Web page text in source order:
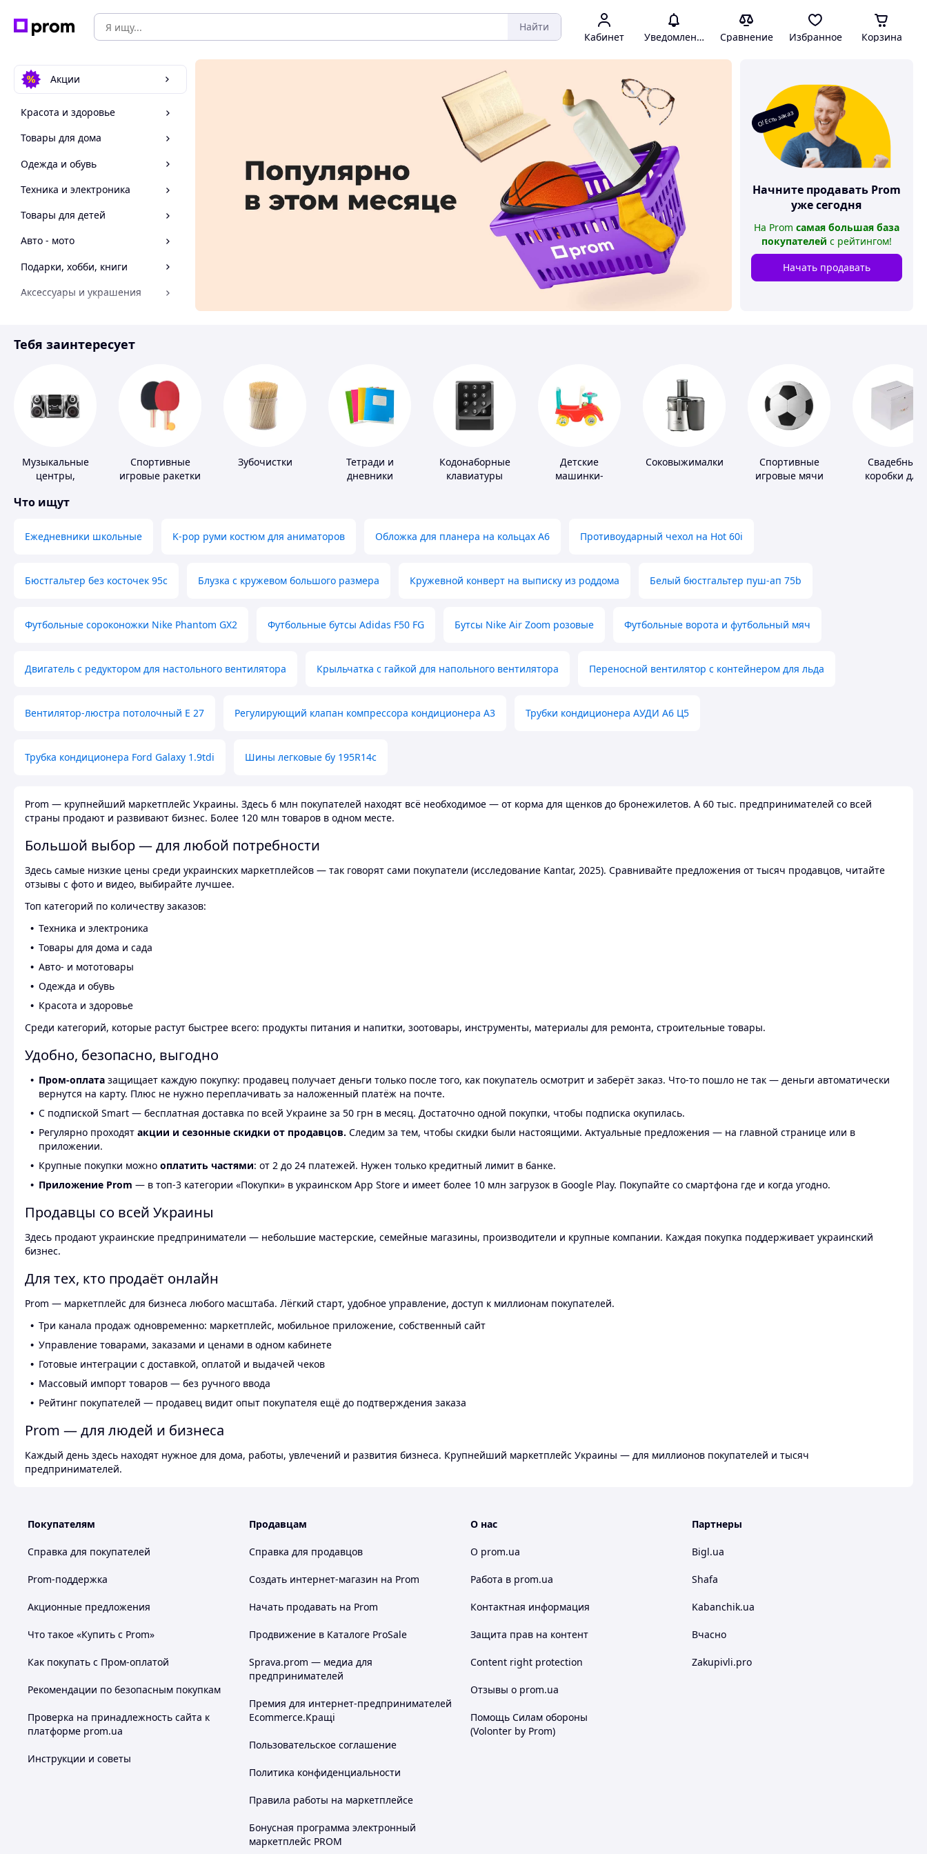
Найти
Кабинет Уведомления Сравнение Избранное Корзина
Акции
Красота и здоровье
Товары для дома
Одежда и обувь
Техника и электроника
Товары для детей
Авто - мото
Подарки, хобби, книги
Аксессуары и украшения
Спорт и отдых
О! Есть заказ
Начните продавать Prom
уже сегодня
На Prom самая большая база
покупателей с рейтингом!
Начать продавать
Тебя заинтересует
Музыкальные
центры,
Спортивные
игровые ракетки
Зубочистки
Тетради и
дневники
Кодонаборные
клавиатуры
Детские
машинки-
Соковыжималки
Спортивные
игровые мячи
Свадебные
коробки для
Что ищут
Ежедневники школьные K-pop руми костюм для аниматоров Обложка для планера на кольцах А6 Противоударный чехол на Hot 60i
Бюстгальтер без косточек 95с Блузка с кружевом большого размера Кружевной конверт на выписку из роддома Белый бюстгальтер пуш-ап 75b
Футбольные сороконожки Nike Phantom GX2 Футбольные бутсы Adidas F50 FG Бутсы Nike Air Zoom розовые Футбольные ворота и футбольный мяч
Двигатель с редуктором для настольного вентилятора Крыльчатка с гайкой для напольного вентилятора Переносной вентилятор с контейнером для льда
Вентилятор-люстра потолочный E 27 Регулирующий клапан компрессора кондиционера А3 Трубки кондиционера АУДИ А6 Ц5
Трубка кондиционера Ford Galaxy 1.9tdi Шины легковые бу 195R14c
Prom — крупнейший маркетплейс Украины. Здесь 6 млн покупателей находят всё необходимое — от корма для щенков до бронежилетов. А 60 тыс. предпринимателей со всей
страны продают и развивают бизнес. Более 120 млн товаров в одном месте.
Большой выбор — для любой потребности
Здесь самые низкие цены среди украинских маркетплейсов — так говорят сами покупатели (исследование Kantar, 2025). Сравнивайте предложения от тысяч продавцов, читайте
отзывы с фото и видео, выбирайте лучшее.
Топ категорий по количеству заказов:
Техника и электроника
Товары для дома и сада
Авто- и мототовары
Одежда и обувь
Красота и здоровье
Среди категорий, которые растут быстрее всего: продукты питания и напитки, зоотовары, инструменты, материалы для ремонта, строительные товары.
Удобно, безопасно, выгодно
Пром-оплата защищает каждую покупку: продавец получает деньги только после того, как покупатель осмотрит и заберёт заказ. Что-то пошло не так — деньги автоматически
вернутся на карту. Плюс не нужно переплачивать за наложенный платёж на почте.
С подпиской Smart — бесплатная доставка по всей Украине за 50 грн в месяц. Достаточно одной покупки, чтобы подписка окупилась.
Регулярно проходят акции и сезонные скидки от продавцов. Следим за тем, чтобы скидки были настоящими. Актуальные предложения — на главной странице или в
приложении.
Крупные покупки можно оплатить частями: от 2 до 24 платежей. Нужен только кредитный лимит в банке.
Приложение Prom — в топ-3 категории «Покупки» в украинском App Store и имеет более 10 млн загрузок в Google Play. Покупайте со смартфона где и когда угодно.
Продавцы со всей Украины
Здесь продают украинские предприниматели — небольшие мастерские, семейные магазины, производители и крупные компании. Каждая покупка поддерживает украинский
бизнес.
Для тех, кто продаёт онлайн
Prom — маркетплейс для бизнеса любого масштаба. Лёгкий старт, удобное управление, доступ к миллионам покупателей.
Три канала продаж одновременно: маркетплейс, мобильное приложение, собственный сайт
Управление товарами, заказами и ценами в одном кабинете
Готовые интеграции с доставкой, оплатой и выдачей чеков
Массовый импорт товаров — без ручного ввода
Рейтинг покупателей — продавец видит опыт покупателя ещё до подтверждения заказа
Prom — для людей и бизнеса
Каждый день здесь находят нужное для дома, работы, увлечений и развития бизнеса. Крупнейший маркетплейс Украины — для миллионов покупателей и тысяч
предпринимателей.
Покупателям
Справка для покупателей
Prom-поддержка
Акционные предложения
Что такое «Купить с Prom»
Как покупать с Пром-оплатой
Рекомендации по безопасным покупкам
Проверка на принадлежность сайта к
платформе prom.ua
Инструкции и советы
Продавцам
Справка для продавцов
Создать интернет-магазин на Prom
Начать продавать на Prom
Продвижение в Каталоге ProSale
Sprava.prom — медиа для
предпринимателей
Премия для интернет-предпринимателей
Ecommerce.Кращі
Пользовательское соглашение
Политика конфиденциальности
Правила работы на маркетплейсе
Бонусная программа электронный
маркетплейс PROM
О нас
О prom.ua
Работа в prom.ua
Контактная информация
Защита прав на контент
Content right protection
Отзывы о prom.ua
Помощь Силам обороны
(Volonter by Prom)
Партнеры
Bigl.ua
Shafa
Kabanchik.ua
Вчасно
Zakupivli.pro